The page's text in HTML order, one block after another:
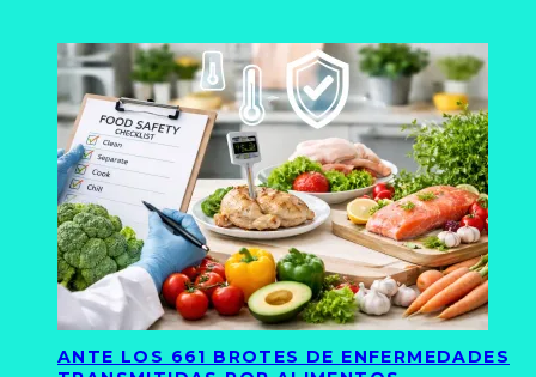
ANTE LOS 661 BROTES DE ENFERMEDADES